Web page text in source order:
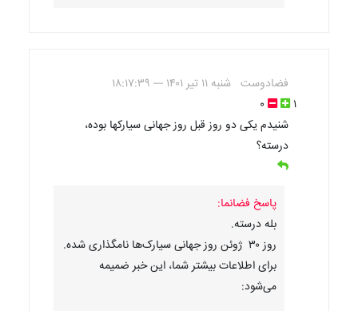
فضادوست شنبه ۱۱ تیر ۱۴۰۱ --- ۱۸:۱۷:۳۹
۱
۰
شنیدم یکی دو روز قبل روز جهانی سیارکها بوده،
درسته؟
پاسخ فضانما:
بله درسته.
روز ۳۰ ژوئن روز جهانی سیارک‌ها نامگذاری شده.
برای اطلاعات بیشتر شما، این خبر ضمیمه
می‌شود: